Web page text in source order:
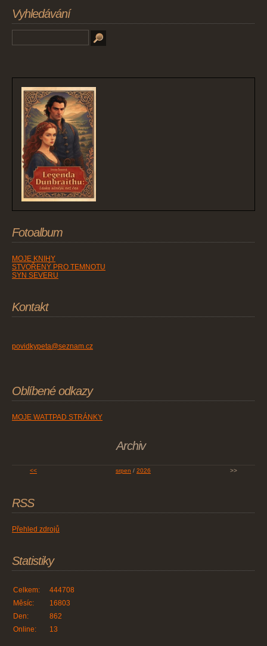
Vyhledávání
Fotoalbum
MOJE KNIHY
STVOŘENÝ PRO TEMNOTU
SYN SEVERU
Kontakt
povidkypeta@seznam.cz
Oblíbené odkazy
MOJE WATTPAD STRÁNKY
Archiv
<< srpen / 2026 >>
RSS
Přehled zdrojů
Statistiky
Online: 13
Celkem:
444708
Měsíc:
16803
Den:
862